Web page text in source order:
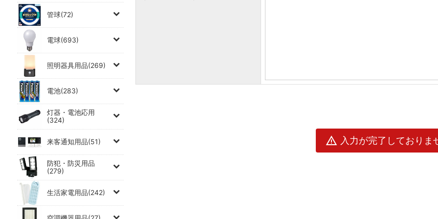
管球(72)
電球(693)
照明器具用品(269)
電池(283)
灯器・電池応用
(324)
来客通知用品(51)
防犯・防災用品
(279)
生活家電用品(242)
warning 入力が完了しておりま